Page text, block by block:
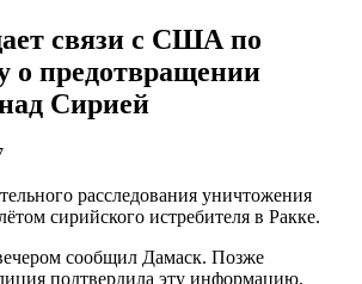
связи с США по
о предотвращении
Сирией
расследования уничтожения
сирийского истребителя в Ракке.
сообщил Дамаск. Позже
подтвердила эту информацию,